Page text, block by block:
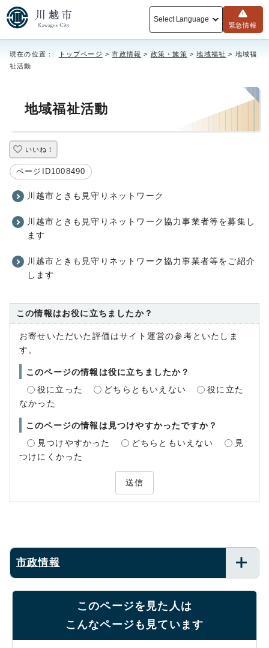
Select Language
緊急情報
現在の位置： トップページ >市政情報 > 政策・施策 >地域福祉 > 地域福
祉活動
地域福祉活動
いいね！
ページID1008490
川越市ときも見守りネットワーク
川越市ときも見守りネットワーク協力事業者等を募集し
ます
川越市ときも見守りネットワーク協力事業者等をご紹介
します
この情報はお役に立ちましたか？
お寄せいただいた評価はサイト運営の参考といたしま
す。
このページの情報は役に立ちましたか？
役に立った
どちらともいえない
役に立た
なかった
このページの情報は見つけやすかったですか？
見つけやすかった
どちらともいえない
見
つけにくかった
送信
市政情報
このページを見た人は
こんなページも見ています